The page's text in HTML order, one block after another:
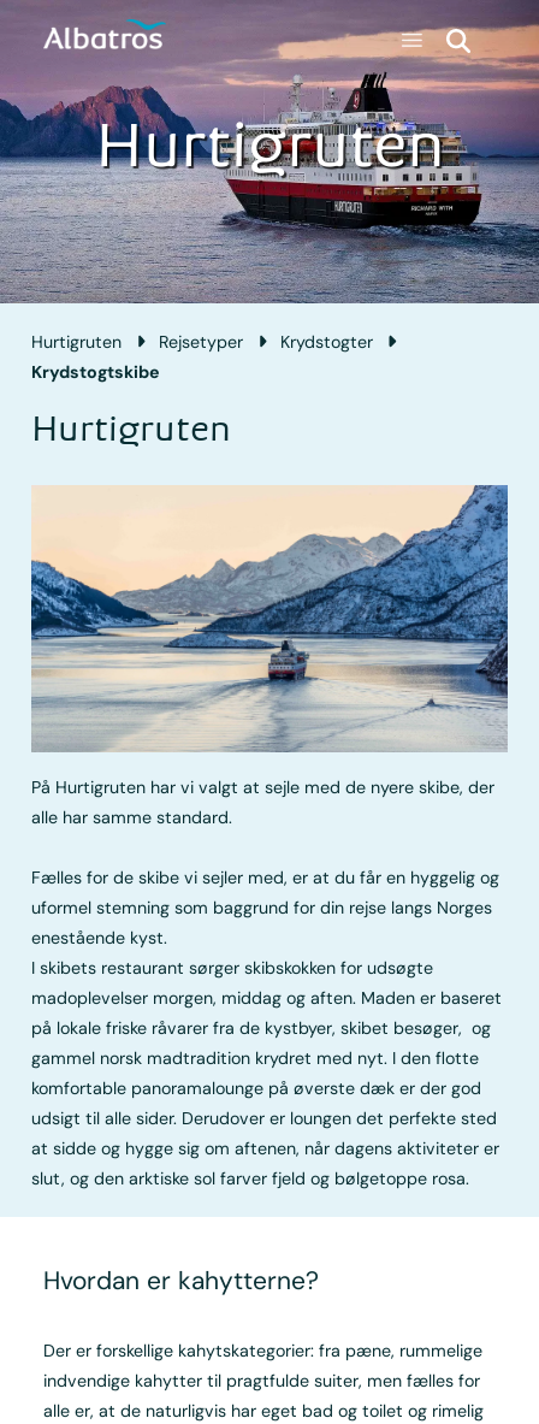
Hurtigruten
Hurtigruten Rejsetyper
Krydstogter
Krydstogtskibe
Hurtigruten
På Hurtigruten har vi valgt at sejle med de nyere skibe, der
alle har samme standard.
Fælles for de skibe vi sejler med, er at du får en hyggelig og
uformel stemning som baggrund for din rejse langs Norges
enestående kyst.
I skibets restaurant sørger skibskokken for udsøgte
madoplevelser morgen, middag og aften. Maden er baseret
på lokale friske råvarer fra de kystbyer, skibet besøger, og
gammel norsk madtradition krydret med nyt. I den flotte
komfortable panoramalounge på øverste dæk er der god
udsigt til alle sider. Derudover er loungen det perfekte sted
at sidde og hygge sig om aftenen, når dagens aktiviteter er
slut, og den arktiske sol farver fjeld og bølgetoppe rosa.
Hvordan er kahytterne?
Der er forskellige kahytskategorier: fra pæne, rummelige
indvendige kahytter til pragtfulde suiter, men fælles for
alle er, at de naturligvis har eget bad og toilet og rimelig